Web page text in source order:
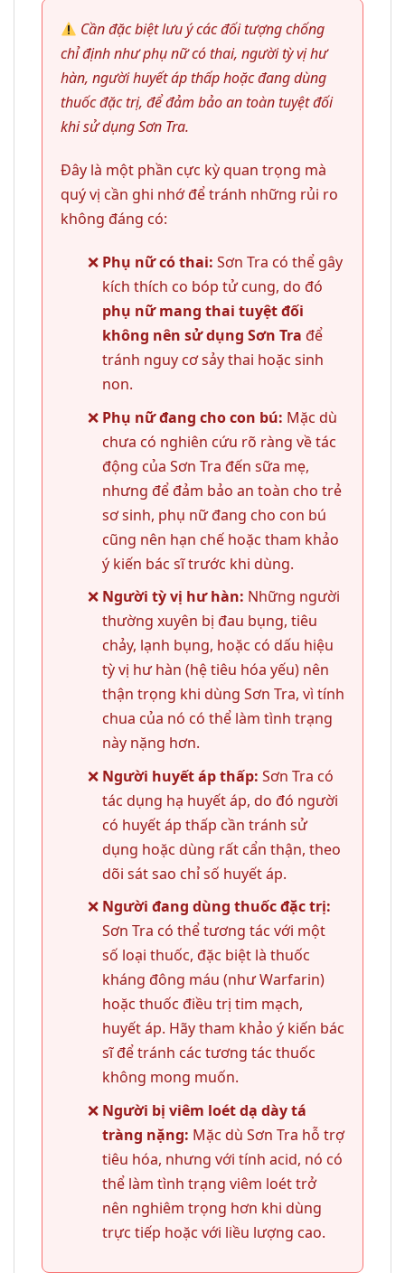
Cần đặc biệt lưu ý các đối tượng chống
chỉ định như phụ nữ có thai, người tỳ vị hư
hàn, người huyết áp thấp hoặc đang dùng
thuốc đặc trị, để đảm bảo an toàn tuyệt đối
khi sử dụng Sơn Tra.
Đây là một phần cực kỳ quan trọng mà
quý vị cần ghi nhớ để tránh những rủi ro
không đáng có:
Phụ nữ có thai: Sơn Tra có thể gây
kích thích co bóp tử cung, do đó
phụ nữ mang thai tuyệt đối
không nên sử dụng Sơn Tra để
tránh nguy cơ sảy thai hoặc sinh
non.
Phụ nữ đang cho con bú: Mặc dù
chưa có nghiên cứu rõ ràng về tác
động của Sơn Tra đến sữa mẹ,
nhưng để đảm bảo an toàn cho trẻ
sơ sinh, phụ nữ đang cho con bú
cũng nên hạn chế hoặc tham khảo
ý kiến bác sĩ trước khi dùng.
Người tỳ vị hư hàn: Những người
thường xuyên bị đau bụng, tiêu
chảy, lạnh bụng, hoặc có dấu hiệu
tỳ vị hư hàn (hệ tiêu hóa yếu) nên
thận trọng khi dùng Sơn Tra, vì tính
chua của nó có thể làm tình trạng
này nặng hơn.
Người huyết áp thấp: Sơn Tra có
tác dụng hạ huyết áp, do đó người
có huyết áp thấp cần tránh sử
dụng hoặc dùng rất cẩn thận, theo
dõi sát sao chỉ số huyết áp.
Người đang dùng thuốc đặc trị:
Sơn Tra có thể tương tác với một
số loại thuốc, đặc biệt là thuốc
kháng đông máu (như Warfarin)
hoặc thuốc điều trị tim mạch,
huyết áp. Hãy tham khảo ý kiến bác
sĩ để tránh các tương tác thuốc
không mong muốn.
Người bị viêm loét dạ dày tá
tràng nặng: Mặc dù Sơn Tra hỗ trợ
tiêu hóa, nhưng với tính acid, nó có
thể làm tình trạng viêm loét trở
nên nghiêm trọng hơn khi dùng
trực tiếp hoặc với liều lượng cao.